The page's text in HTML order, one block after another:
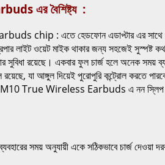
এর বৈশিষ্ট্য :
chip : এতে হেডফোন এডাপ্টার এর সাথে
লাইট ওয়েট মাইক থাকার জন্য সহজেই সুস্পষ্ট
সুবিধা রয়েছে। একবার ফুল চার্জ হলে অনেক সময়
রয়েছে, যা আঙ্গুল দিয়েই পুরোপুরি কন্ট্রোল করতে
Wireless Earbuds এ নন স্লিপ হওয়ার
সময় অনুযায়ী একে সঠিকভাবে চার্জ